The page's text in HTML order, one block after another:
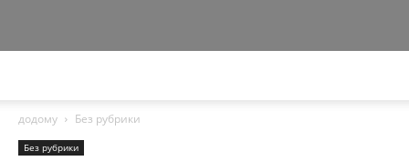
додому
Без рубрики
Без рубрики